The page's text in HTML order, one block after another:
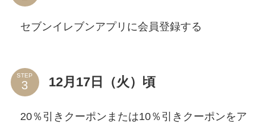
セブンイレブンアプリに会員登録する
STEP 12月17日（火）頃
20％引きクーポンまたは10％引きクーポンをア